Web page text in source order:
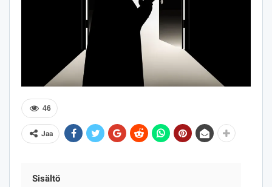
46
Jaa
Sisältö